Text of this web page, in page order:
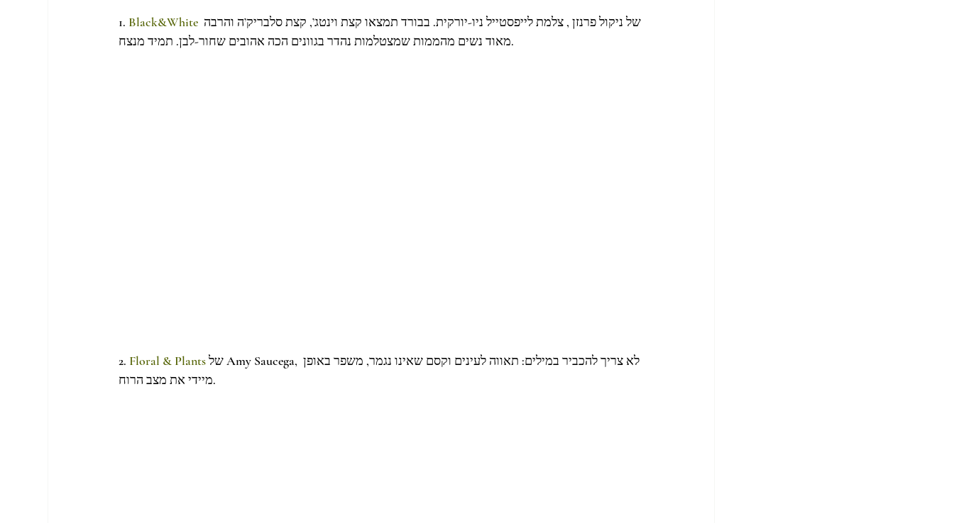
1. Black&White
מאוד נשים מהממות שמצטלמות נהדר בגוונים הכה אהובים שחור-לבן. תמיד מנצח.
2. Floral & Plants של Amy Saucega, לא צריך להכביר במילים: תאווה לעינים וקסם שאינו נגמר, משפר באופן
מיידי את מצב הרוח.